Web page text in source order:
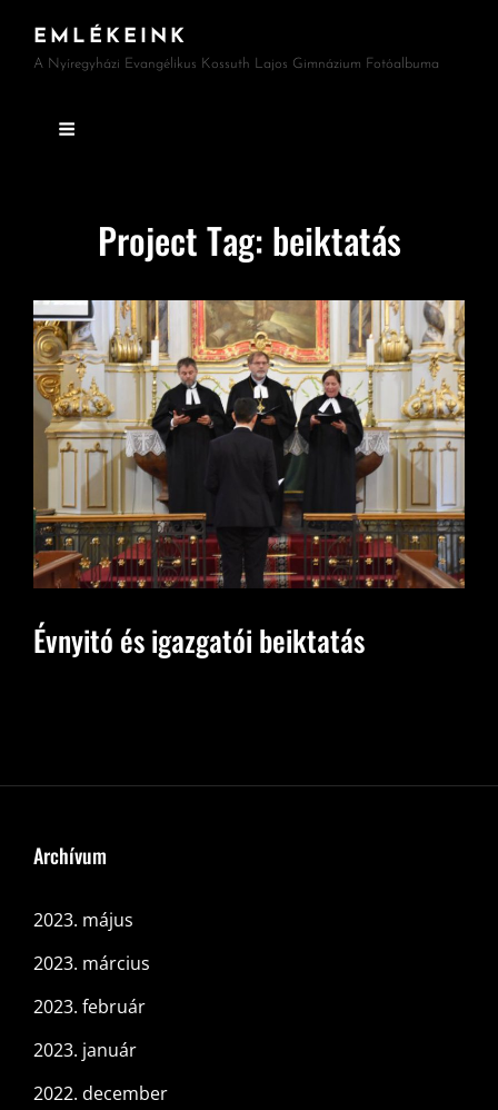
EMLÉKEINK
A Nyíregyházi Evangélikus Kossuth Lajos Gimnázium Fotóalbuma
Project Tag: beiktatás
Évnyitó és igazgatói beiktatás
Archívum
2023. május
2023. március
2023. február
2023. január
2022. december